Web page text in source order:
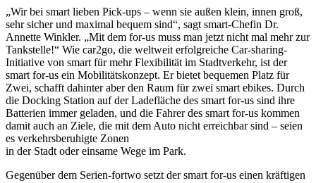
„Wir bei smart lieben Pick-ups – wenn sie außen klein, innen groß,
sehr sicher und maximal bequem sind“, sagt smart-Chefin Dr.
Annette Winkler. „Mit dem for-us muss man jetzt nicht mal mehr zur
Tankstelle!“ Wie car2go, die weltweit erfolgreiche Car-sharing-
Initiative von smart für mehr Flexibilität im Stadtverkehr, ist der
smart for-us ein Mobilitätskonzept. Er bietet bequemen Platz für
Zwei, schafft dahinter aber den Raum für zwei smart ebikes. Durch
die Docking Station auf der Ladefläche des smart for-us sind ihre
Batterien immer geladen, und die Fahrer des smart for-us kommen
damit auch an Ziele, die mit dem Auto nicht erreichbar sind – seien
es verkehrsberuhigte Zonen
in der Stadt oder einsame Wege im Park.
Gegenüber dem Serien-fortwo setzt der smart for-us einen kräftigen